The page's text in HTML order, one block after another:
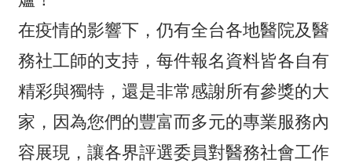
在疫情的影響下，仍有全台各地醫院及醫
務社工師的支持，每件報名資料皆各自有
精彩與獨特，還是非常感謝所有參獎的大
家，因為您們的豐富而多元的專業服務內
容展現，讓各界評選委員對醫務社會工作